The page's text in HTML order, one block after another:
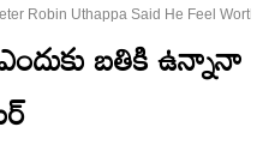
Robin Uthappa Said He Feel
బతికి ఉన్నానా